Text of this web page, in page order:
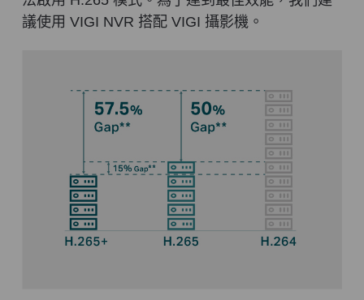
議使用 VIGI NVR 搭配 VIGI 攝影機。